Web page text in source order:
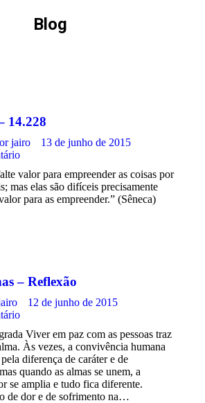
Blog
14.228
jairo
13 de junho de 2015
valor para empreender as coisas por
mas elas são difíceis precisamente
para as empreender.” (Sêneca)
– Reflexão
12 de junho de 2015
Viver em paz com as pessoas traz
Às vezes, a convivência humana
diferença de caráter e de
quando as almas se unem, a
se amplia e tudo fica diferente.
de dor e de sofrimento na…